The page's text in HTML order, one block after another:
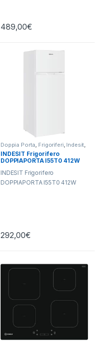
489,00€
Doppia Porta, Frigoriferi, Indesit,
Libera Installazione
INDESIT Frigorifero
DOPPIAPORTA I55T0 412W
INDESIT Frigorifero
DOPPIAPORTA I55T0 412W
292,00€